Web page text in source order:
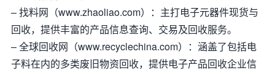
– 找料网（www.zhaoliao.com）：主打电子元器件现货与
回收，提供丰富的产品信息查询、交易及回收服务。
– 全球回收网（www.recyclechina.com）：涵盖了包括电
子料在内的多类废旧物资回收，提供电子产品回收企业信